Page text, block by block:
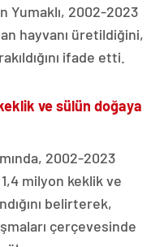
Yumaklı, 2002-2023
hayvanı üretildiğini,
ifade etti.
ve sülün doğaya
2002-2023
milyon keklik ve
belirterek,
çerçevesinde